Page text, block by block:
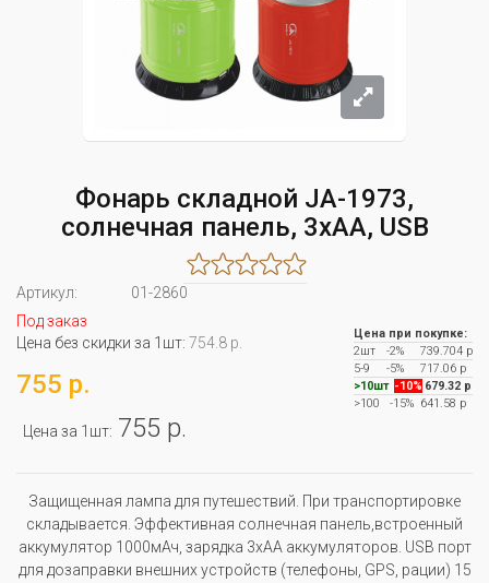
Фонарь складной JA-1973,
cолнечная панель, 3хАА, USB
Артикул:
01-2860
Под заказ
Цена без скидки за 1шт: 754.8 р.
755 р.
Цена за 1шт: 755 р.
Цена при покупке:
2шт
-2%
739.704 р
5-9
-5%
717.06 р
>10шт -10% 679.32 р
>100
-15% 641.58 р
Защищенная лампа для путешествий. При транспортировке
складывается. Эффективная солнечная панель,встроенный
аккумулятор 1000мАч, зарядка 3хАА аккумуляторов. USB порт
для дозаправки внешних устройств (телефоны, GPS, рации) 15